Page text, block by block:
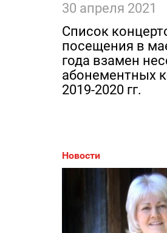
30 апреля 2021
Список
посещения в
года взамен
абонементных
2019-2020 гг.
Новости